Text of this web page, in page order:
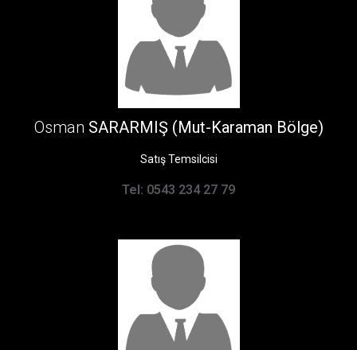
Osman SARARMIŞ (Mut-Karaman Bölge)
Satış Temsilcisi
Tel: 0543 234 27 79